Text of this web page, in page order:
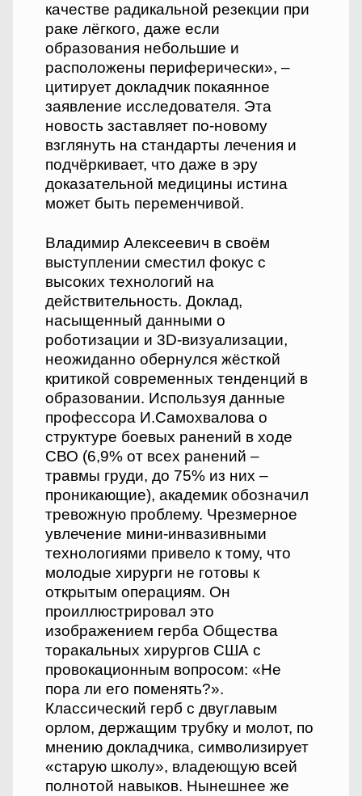
качестве радикальной резекции при
раке лёгкого, даже если
образования небольшие и
расположены периферически», –
цитирует докладчик покаянное
заявление исследователя. Эта
новость заставляет по-новому
взглянуть на стандарты лечения и
подчёркивает, что даже в эру
доказательной медицины истина
может быть переменчивой.
Владимир Алексеевич в своём
выступлении сместил фокус с
высоких технологий на
действительность. Доклад,
насыщенный данными о
роботизации и 3D-визуализации,
неожиданно обернулся жёсткой
критикой современных тенденций в
образовании. Используя данные
профессора И.Самохвалова о
структуре боевых ранений в ходе
СВО (6,9% от всех ранений –
травмы груди, до 75% из них –
проникающие), академик обозначил
тревожную проблему. Чрезмерное
увлечение мини-инвазивными
технологиями привело к тому, что
молодые хирурги не готовы к
открытым операциям. Он
проиллюстрировал это
изображением герба Общества
торакальных хирургов США с
провокационным вопросом: «Не
пора ли его поменять?».
Классический герб с двуглавым
орлом, держащим трубку и молот, по
мнению докладчика, символизирует
«старую школу», владеющую всей
полнотой навыков. Нынешнее же